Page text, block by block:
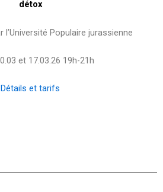
détox
l’Université Populaire jurassienne
et 17.03.26 19h-21h
Détails et tarifs